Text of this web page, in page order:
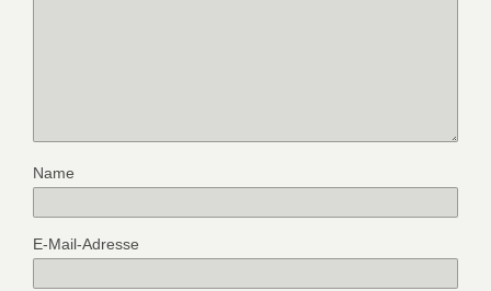
Name
E-Mail-Adresse